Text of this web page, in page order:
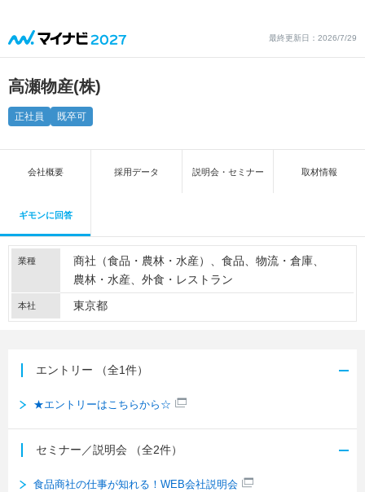
最終更新日：2026/7/29
高瀬物産(株)
正社員 既卒可
会社概要 採用データ 説明会・セミナー 取材情報
ギモンに回答
業種 商社（食品・農林・水産） 食品
物流・倉庫
農林・水産
外食・レストラン
本社 東京都
エントリー （全1件）
★エントリーはこちらから☆
セミナー／説明会 （全2件）
食品商社の仕事が知れる！WEB会社説明会